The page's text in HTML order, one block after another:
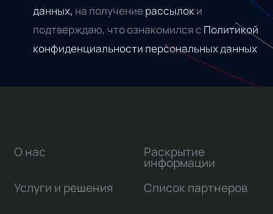
данных, на получениерассылоки
подтверждаю, что ознакомился с Политикой
конфиденциальности персональных данных
О нас
Услуги и решения
Раскрытие
информации
Список партнеров